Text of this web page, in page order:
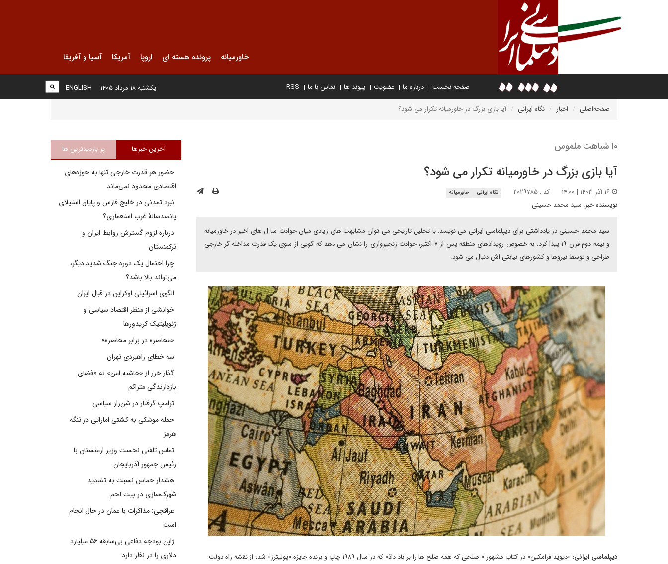
خاورمیانه پرونده هسته ای اروپا آمریکا آسیا و آفریقا
صفحه نخست درباره ما عضویت پیوند ها تماس با ما RSS
ENGLISH یکشنبه ۱۸ مرداد ۱۴۰۵
صفحه‌اصلی اخبار نگاه ایرانی آیا بازی بزرگ در خاورمیانه تکرار می شود؟
۱۰ شباهت ملموس
آیا بازی بزرگ در خاورمیانه تکرار می شود؟
کد : ۲۰۲۹۷۸۵ نگاه ایرانی خاورمیانه
نویسنده خبر: سید محمد حسینی
سید محمد حسینی در یادداشتی برای دیپلماسی ایرانی می نویسد: با تحلیل تاریخی می توان مشابهت های زیادی میان حوادث سا ل های اخیر در خاورمیانه
و نیمه دوم قرن ۱۹ پیدا کرد. به خصوص رویدادهای منطقه پس از ۷ اکتبر، حوادث زنجیرواری را نشان می دهد که گویی از سوی یک قدرت مداخله گر خارجی
طراحی و توسط نیروها و کشورهای نیابتی اش دنبال می شود.
دیپلماسی ایرانی:
«دیوید فرامکین» در کتاب مشهور « صلحی که همه صلح ها را بر باد دادْ» که در سال ۱۹۸۹ چاپ و برنده جایزه «پولیترز» شد؛ از نقشه راه دولت
آخرین خبرها پر بازدیدترین ها
حضور هر قدرت خارجی تنها به حوزه‌های
اقتصادی محدود نمی‌ماند
نبرد تمدنی در خلیج فارس و پایان استیلای
پانصدسالۀ غرب استعماری؟
درباره لزوم گسترش روابط ایران و
ترکمنستان
چرا احتمال یک دوره جنگ شدید دیگر،
می‌تواند بالا باشد؟
الگوی اسرائیلی اوکراین در قبال ایران
خوانشی از منظر اقتصاد سیاسی و
ژئوپلیتیک کریدورها
«محاصره در برابر محاصره»
سه خطای راهبردی تهران
گذار خزر از «حاشیه امن» به «فضای
بازدارندگی متراکم
ترامپ گرفتار در شن‌زار سیاسی
حمله موشکی به کشتی اماراتی در تنگه
هرمز
تماس تلفنی نخست وزیر ارمنستان با
رئیس جمهور آذربایجان
هشدار حماس نسبت به تشدید
شهرک‌سازی در بیت‌ لحم
عراقچی: مذاکرات با عمان در حال انجام
است
ژاپن بودجه دفاعی بی‌سابقه ۵۶ میلیارد
دلاری را در نظر دارد